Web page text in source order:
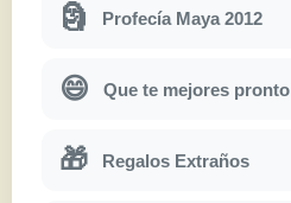
🗿 Profecía Maya 2012
😄 Que te mejores pronto
🎁 Regalos Extraños